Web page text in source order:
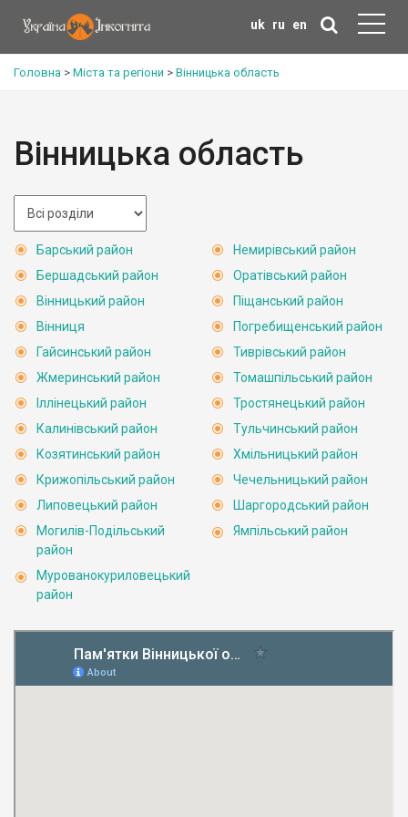
uk ru en
Головна > Міста та регіони > Вінницька область
Вінницька область
Барський район
Бершадський район
Вінницький район
Вінниця
Гайсинський район
Жмеринський район
Іллінецький район
Калинівський район
Козятинський район
Крижопільський район
Липовецький район
Могилів-Подільський
район
Мурованокуриловецький
район
Немирівський район
Оратівський район
Піщанський район
Погребищенський район
Тиврівський район
Томашпільський район
Тростянецький район
Тульчинський район
Хмільницький район
Чечельницький район
Шаргородський район
Ямпільський район